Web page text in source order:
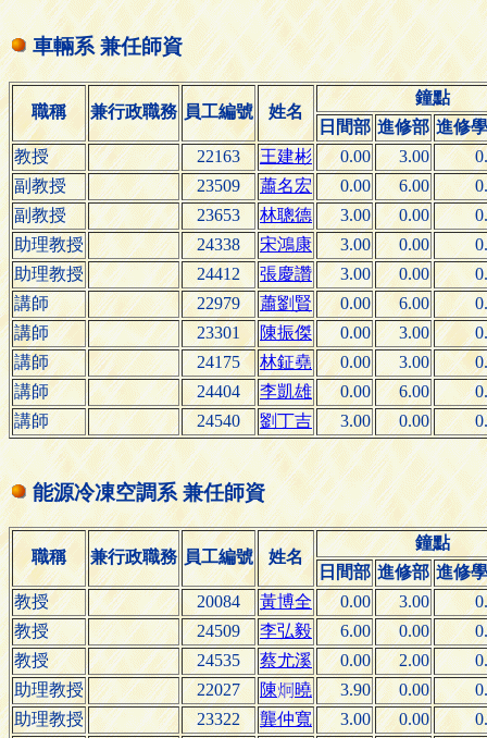
車輛系 兼任師資
職稱 兼行政職務 員工編號 姓名
鐘點
日間部 進修部 進修
教授
22163 王建彬 0.00 3.00
副教授
23509 蕭名宏 0.00 6.00
副教授
23653 林聰德 3.00 0.00
助理教授
24338 宋鴻康 3.00 0.00
助理教授
24412 張慶讚 3.00 0.00
講師
22979 蕭劉賢 0.00 6.00
講師
23301 陳振傑 0.00 3.00
講師
24175 林鉦堯 0.00 3.00
講師
24404 李凱雄 0.00 6.00
講師
24540 劉丁吉 3.00 0.00
能源冷凍空調系 兼任師資
職稱 兼行政職務 員工編號 姓名
鐘點
日間部 進修部 進修
教授
20084 黃博全 0.00 3.00
教授
24509 李弘毅 6.00 0.00
教授
24535 蔡尤溪 0.00 2.00
助理教授
22027 陳曉 3.90 0.00
助理教授
23322 龔仲寬 3.00 0.00